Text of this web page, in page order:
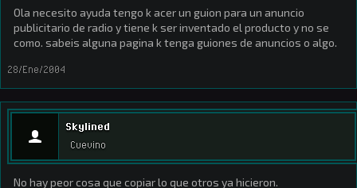
Ola necesito ayuda tengo k acer un guion para un anuncio
publicitario de radio y tiene k ser inventado el producto y no se
como. sabeis alguna pagina k tenga guiones de anuncios o algo.
28/Ene/2004
Skylined
Cuevino
No hay peor cosa que copiar lo que otros ya hicieron.